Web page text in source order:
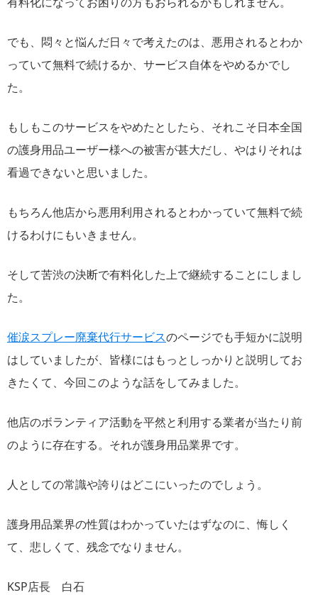
でも、悶々と悩んだ日々で考えたのは、悪用されるとわか
っていて無料で続けるか、サービス自体をやめるかでし
た。
もしもこのサービスをやめたとしたら、それこそ日本全国
の護身用品ユーザー様への被害が甚大だし、やはりそれは
看過できないと思いました。
もちろん他店から悪用利用されるとわかっていて無料で続
けるわけにもいきません。
そして苦渋の決断で有料化した上で継続することにしまし
た。
催涙スプレー廃棄代行サービスのページでも手短かに説明
はしていましたが、皆様にはもっとしっかりと説明してお
きたくて、今回このような話をしてみました。
他店のボランティア活動を平然と利用する業者が当たり前
のように存在する。それが護身用品業界です。
人としての常識や誇りはどこにいったのでしょう。
護身用品業界の性質はわかっていたはずなのに、悔しく
て、悲しくて、残念でなりません。
KSP店長 白石